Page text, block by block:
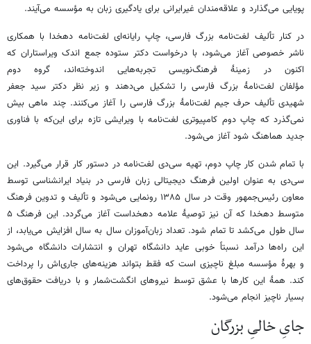
پویایی می‌گذارد و علاقه‌مندان غیرایرانی برای یادگیری زبان به مؤسسه می‌آیند.
در کنار تألیف لغت‌نامه بزرگ فارسی، چاپ رایانه‌ای لغت‌نامه دهخدا با همکاری
ناشر خصوصی آغاز می‌شود، با درخواست دکتر ستوده جمع اندک ویراستاران که
اکنون در زمینۀ فرهنگ‌نویسی تجربه‌هایی اندوخته‌اند، گروه دوم
مؤلفان لغت‌نامۀ بزرگ فارسی را تشکیل می‌دهند و زیر نظر دکتر سید جعفر
شهیدی تألیف حرف جیم لغت‌نامۀ بزرگ فارسی را آغاز می‌کنند. چند ماهی بیش
نمی‌گذرد که چاپ دوم کامپیوتری لغت‌نامه با ویرایشی تازه برای این‌که با فناوری
جدید هماهنگ شود آغاز می‌شود.
با تمام شدن کار چاپ دوم، تهیه سی‌دی لغت‌نامه در دستور کار قرار می‌گیرد. این
سی‌دی به عنوان اولین فرهنگ دیجیتالی زبان فارسی در بنیاد ایرانشناسی توسط
معاون رئیس‌جمهور وقت در سال ۱۳۸۵ رونمایی می‌شود و تألیف و تدوین فرهنگ
متوسط دهخدا که آن نیز توصیۀ علامه دهخداست آغاز می‌گردد. این فرهنگ ۵
سال طول می‌کشد تا تمام شود. تعداد زبان‌آموزان سال به سال افزایش می‌یابد، از
این راه‌ها درآمد نسبتاً خوبی عاید دانشگاه تهران و انتشارات دانشگاه می‌شود
و بهرۀ مؤسسه مبلغ ناچیزی است که فقط بتواند هزینه‌های جاری‌اش را پرداخت
کند. همۀ این کارها با عشق توسط نیروهای انگشت‌شمار و با دریافت حقوق‌های
بسیار ناچیز انجام می‌شود.
جایِ خالیِ بزرگان